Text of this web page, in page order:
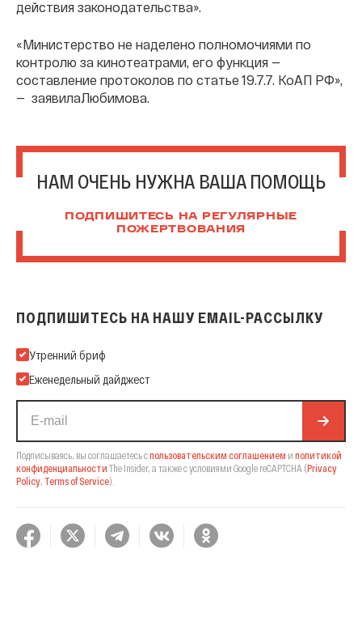
действия законодательства».
«Министерство не наделено полномочиями по
контролю за кинотеатрами, его функция —
составление протоколов по статье 19.7.7. КоАП РФ»,
— заявилаЛюбимова.
НАМ ОЧЕНЬ НУЖНА ВАША ПОМОЩЬ
ПОДПИШИТЕСЬ НА РЕГУЛЯРНЫЕ
ПОЖЕРТВОВАНИЯ
ПОДПИШИТЕСЬ НА НАШУ EMAIL-РАССЫЛКУ
Подпишитесь на нашу Email-рассылку
Утренний бриф
Еженедельный дайджест
Подписываясь, вы соглашаетесь спользовательским соглашением и политикой
конфиденциальности The Insider, а также с условиями Google reCAPTCHA (Privacy
Policy, Terms of Service).